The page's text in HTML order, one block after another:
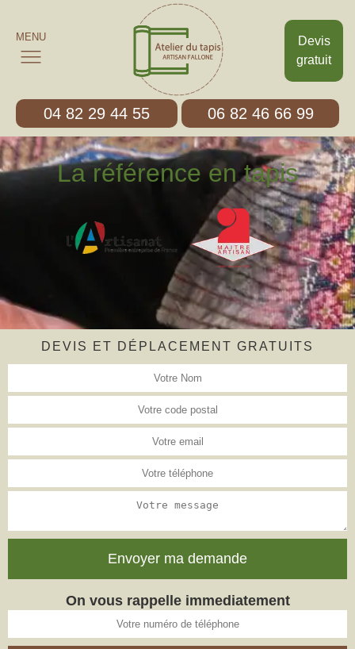
Devis
gratuit
MENU
04 82 29 44 55 06 82 46 66 99
La référence en tapis
DEVIS ET DÉPLACEMENT GRATUITS
On vous rappelle immediatement